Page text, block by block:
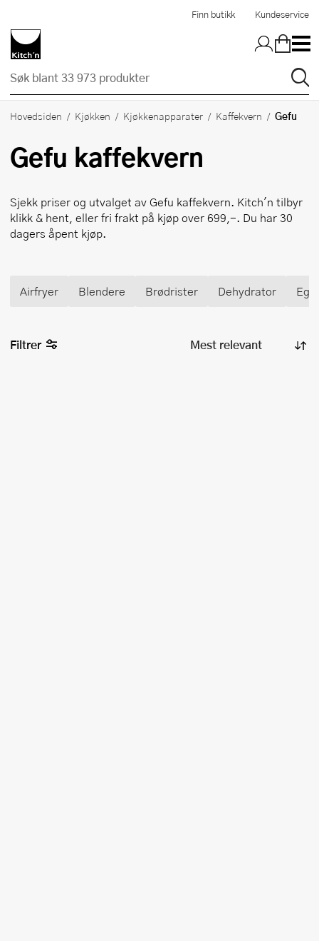
Finn butikk Kundeservice
Hovedsiden Kjøkken Kjøkkenapparater Kaffekvern Gefu
Gefu kaffekvern
Sjekk priser og utvalget avGefu kaffekvern. Kitch'n tilbyr
klikk & hent, eller fri frakt på kjøp over 699,-. Du har 30
dagers åpent kjøp.
Airfryer Blendere Brødrister Dehydrator
Filtrer